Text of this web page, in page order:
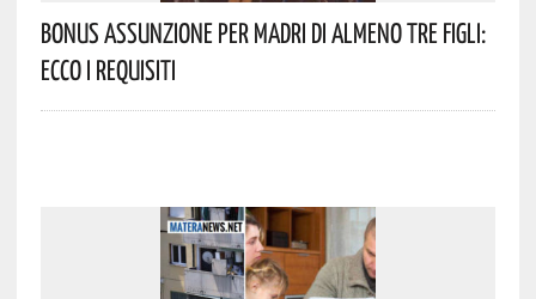
Bonus Assunzione Per Madri Di Almeno Tre Figli:
Ecco I Requisiti